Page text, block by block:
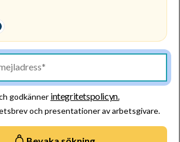
godkänner integritetspolicyn.
och presentationer av arbetsgivare.
av våra medarbetare och skapar
Stockholms stad -
Utbildningsförvaltning
en